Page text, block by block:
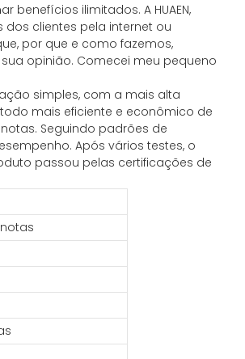
ilimitados. A HUAEN,
clientes pela internet ou
por que e como fazemos,
opinião. Comecei meu pequeno
simples, com a mais alta
mais eficiente e econômico de
Seguindo padrões de
Após vários testes, o
passou pelas certificações de